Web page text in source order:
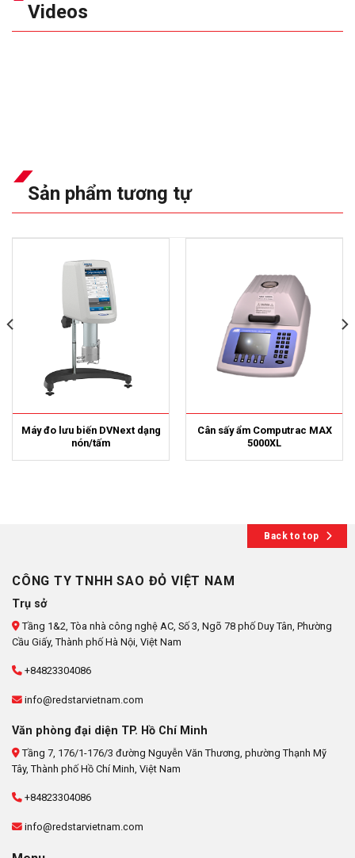
Videos
Sản phẩm tương tự
Máy đo lưu biến DVNext dạng
nón/tấm
Cân sấy ẩm Computrac MAX
5000XL
Back to top
CÔNG TY TNHH SAO ĐỎ VIỆT NAM
Trụ sở
Tầng 1&2, Tòa nhà công nghệ AC, Số 3, Ngõ 78 phố Duy Tân, Phường
Cầu Giấy, Thành phố Hà Nội, Việt Nam
+84823304086
info@redstarvietnam.com
Văn phòng đại diện TP. Hồ Chí Minh
Tầng 7, 176/1-176/3 đường Nguyễn Văn Thương, phường Thạnh Mỹ
Tây, Thành phố Hồ Chí Minh, Việt Nam
+84823304086
info@redstarvietnam.com